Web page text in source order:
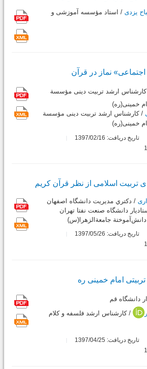
یزدی / استاد مؤسسه آموزشی و
اجتماعی» نماز در قرآن
ارشد تربیت دینی مؤسسة
خمینی(ره)
/ كارشناس ارشد تربیت دینی مؤسسة
خمینی(ره)
تاریخ دریافت: 1397/02/16
تربیت اسلامی از نظر قرآن کریم
/ دكتري مديريت دانشگاه اصفهان
دانشگاه صنعت نفتا تهران
جامعة‌الزهرا(س)
تاریخ دریافت: 1397/05/26
امام خمینی‌ ره
دانشگاه قم
/ كارشناس ارشد فلسفه و كلام
تاریخ دریافت: 1397/04/25